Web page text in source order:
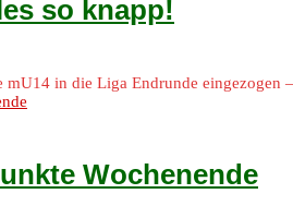
so knapp!
mU14 in die Liga Endrunde
Wochenende